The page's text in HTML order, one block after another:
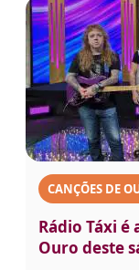
CANÇÕES DE
Rádio Táxi é
Ouro deste